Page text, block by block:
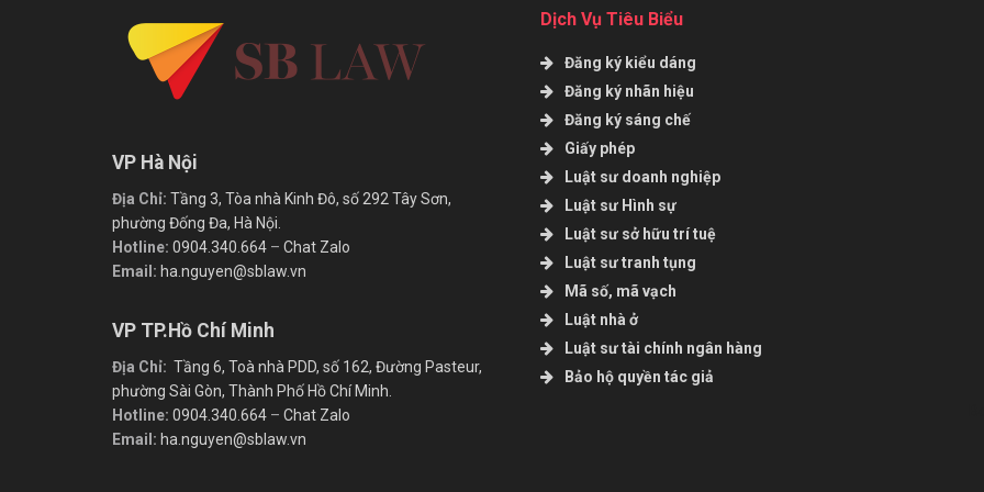
VP Hà Nội
Địa Chỉ: Tầng 3, Tòa nhà Kinh Đô, số 292 Tây Sơn,
phường Đống Đa, Hà Nội.
Hotline: 0904.340.664 – Chat Zalo
Email: ha.nguyen@sblaw.vn
VP TP.Hồ Chí Minh
Địa Chỉ: Tầng 6, Toà nhà PDD, số 162, Đường Pasteur,
phường Sài Gòn, Thành Phố Hồ Chí Minh.
Hotline: 0904.340.664 – Chat Zalo
Email: ha.nguyen@sblaw.vn
Dịch Vụ Tiêu Biểu
Đăng ký kiểu dáng
Đăng ký nhãn hiệu
Đăng ký sáng chế
Giấy phép
Luật sư doanh nghiệp
Luật sư Hình sự
Luật sư sở hữu trí tuệ
Luật sư tranh tụng
Mã số, mã vạch
Luật nhà ở
Luật sư tài chính ngân hàng
Bảo hộ quyền tác giả